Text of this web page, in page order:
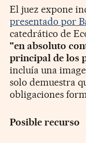
El juez expone
presentado por
catedrático de
"en absoluto
principal de los
incluía una
solo demuestra
obligaciones
Posible recurso